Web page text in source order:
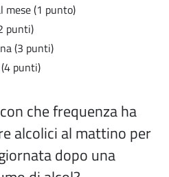
mese (1 punto)
punti)
(3 punti)
punti)
che frequenza ha
alcolici al mattino per
dopo una